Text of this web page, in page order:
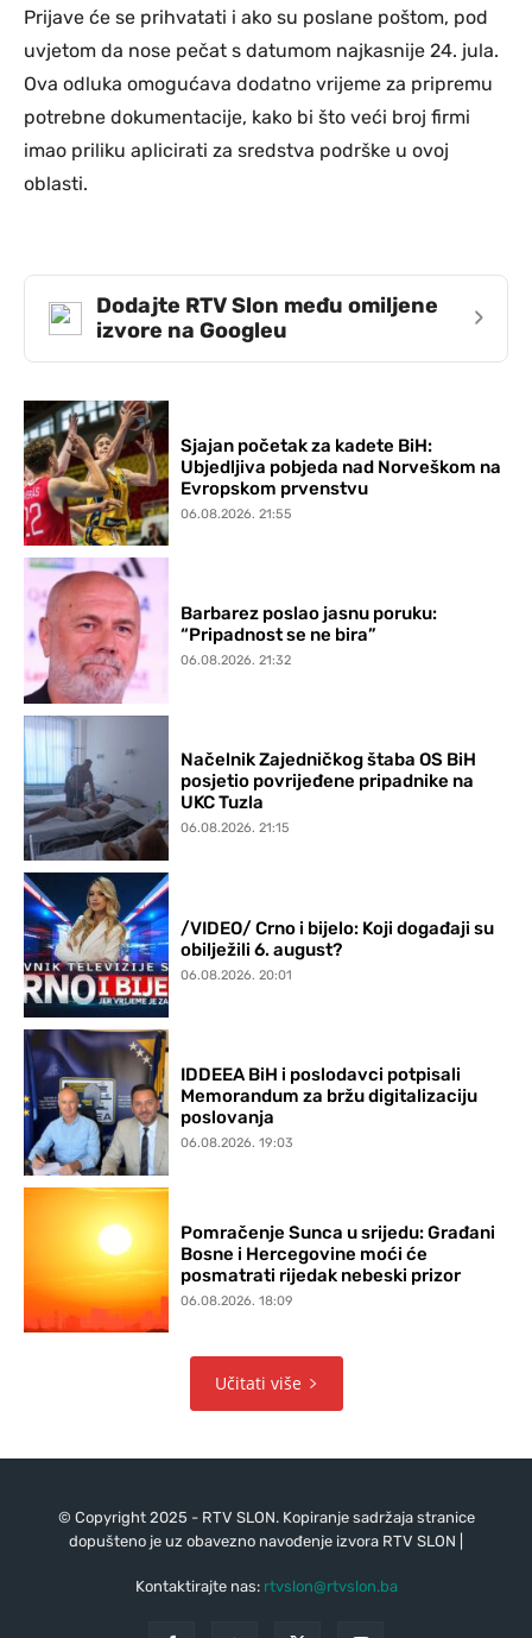
Prijave će se prihvatati i ako su poslane poštom, pod
uvjetom da nose pečat s datumom najkasnije 24. jula.
Ova odluka omogućava dodatno vrijeme za pripremu
potrebne dokumentacije, kako bi što veći broj firmi
imao priliku aplicirati za sredstva podrške u ovoj
oblasti.
Dodajte RTV Slon među omiljene
izvore na Googleu
›
Sjajan početak za kadete BiH:
Ubjedljiva pobjeda nad Norveškom na
Evropskom prvenstvu
06.08.2026. 21:55
Barbarez poslao jasnu poruku:
“Pripadnost se ne bira”
06.08.2026. 21:32
Načelnik Zajedničkog štaba OS BiH
posjetio povrijeđene pripadnike na
UKC Tuzla
06.08.2026. 21:15
/VIDEO/ Crno i bijelo: Koji događaji su
obilježili 6. august?
06.08.2026. 20:01
IDDEEA BiH i poslodavci potpisali
Memorandum za bržu digitalizaciju
poslovanja
06.08.2026. 19:03
Pomračenje Sunca u srijedu: Građani
Bosne i Hercegovine moći će
posmatrati rijedak nebeski prizor
06.08.2026. 18:09
Učitati više
© Copyright 2025 - RTV SLON. Kopiranje sadržaja stranice
dopušteno je uz obavezno navođenje izvora RTV SLON |
Kontaktirajte nas: rtvslon@rtvslon.ba